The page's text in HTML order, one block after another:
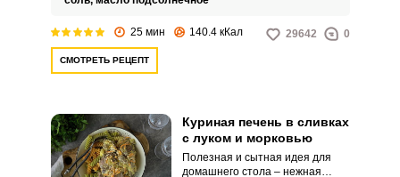
25 мин 140.4 кКал 29642 0
СМОТРЕТЬ РЕЦЕПТ
Куриная печень в сливках
с луком и морковью
Полезная и сытная идея для
домашнего стола – нежная